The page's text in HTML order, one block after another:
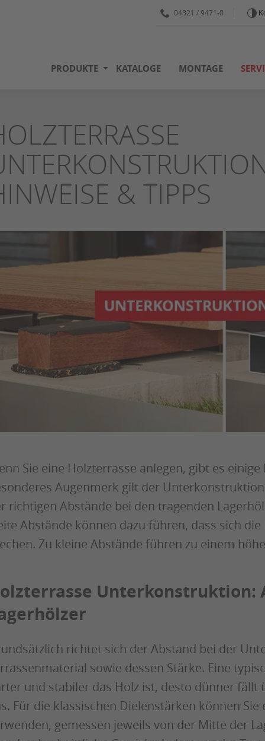
04321 / 9471-0
PRODUKTE KATALOGE MONTAGE
& TIPPS
Sie eine Holzterrasse anlegen, gibt es
Augenmerk gilt der
richtigen Abstände bei den tragenden
Abstände können dazu führen, dass sich
Zu kleine Abstände führen zu einem
Unterkonstruktion:
richtet sich der Abstand bei der
sowie dessen Stärke. Eine
und stabiler das Holz ist, desto dünner fällt
Für die klassischen Dielenstärken können Sie
gemessen jeweils von der Mitte der